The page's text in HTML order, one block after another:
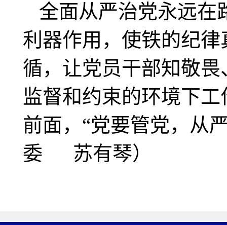
全面从严治党永远在
利器作用，使铁的纪
循， 让党员干部知敬
监督和约束的环境下
前面，“党要管党，从
委 苏有琴）